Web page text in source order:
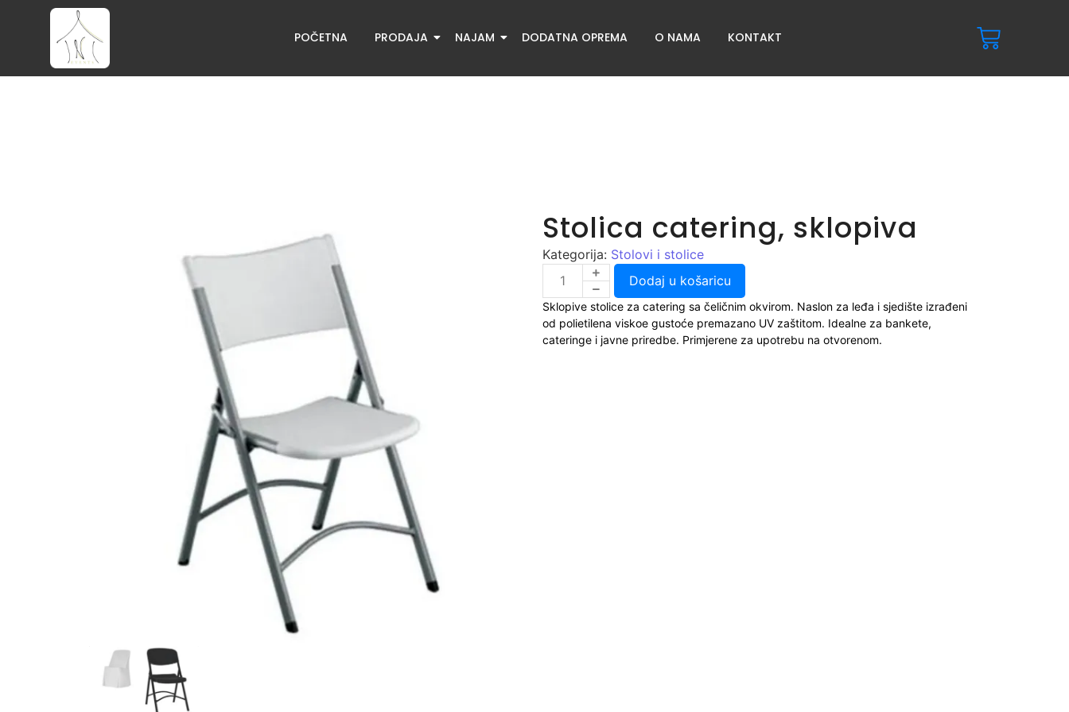
POČETNA PRODAJA NAJAM DODATNA OPREMA O NAMA KONTAKT
Stolica catering, sklopiva
Kategorija: Stolovi i stolice
Dodaj u košaricu
Sklopive stolice za catering sa čeličnim okvirom. Naslon za leđa i sjedište izrađeni
od polietilena viskoe gustoće premazano UV zaštitom. Idealne za bankete,
cateringe i javne priredbe. Primjerene za upotrebu na otvorenom.